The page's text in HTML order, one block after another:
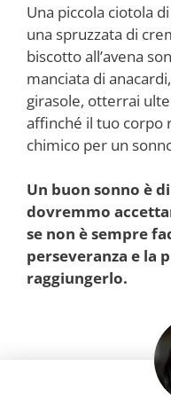
Una piccola ciotola
una spruzzata di
biscotto all’avena
manciata di
girasole, otterrai
affinché il tuo corpo
chimico per un
Un buon sonno è
dovremmo
se non è sempre
perseveranza e la
raggiungerlo.